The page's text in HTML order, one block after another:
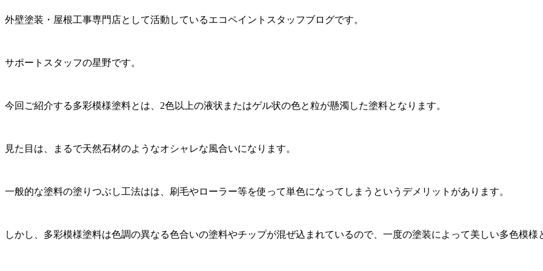
外壁塗装・屋根工事専門店として活動しているエコペイントスタッフブログです。
サポートスタッフの星野です。
今回ご紹介する多彩模様塗料とは、2色以上の液状またはゲル状の色と粒が懸濁した塗料となります。
見た目は、まるで天然石材のようなオシャレな風合いになります。
一般的な塗料の塗りつぶし工法はは、刷毛やローラー等を使って単色になってしまうというデメリットがあります。
しかし、多彩模様塗料は色調の異なる色合いの塗料やチップが混ぜ込まれているので、一度の塗装によって美しい多色模様